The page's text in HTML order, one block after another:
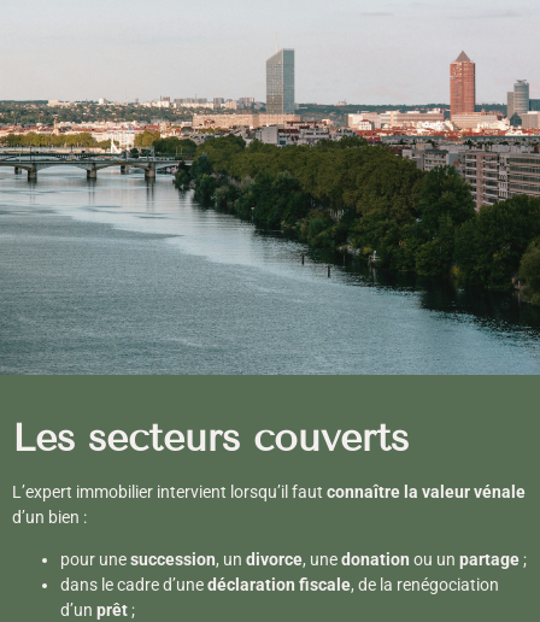
Les secteurs couverts
L’expert immobilier intervient lorsqu’il faut connaître la valeur vénale
d’un bien :
pour unesuccession, un divorce, unedonation ou un partage ;
dans le cadre d’unedéclaration fiscale, de la renégociation
d’un prêt ;